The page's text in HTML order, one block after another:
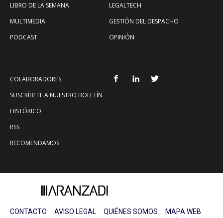
LIBRO DE LA SEMANA
MULTIMEDIA
PODCAST
LEGALTECH
GESTIÓN DEL DESPACHO
OPINIÓN
COLABORADORES
SUSCRÍBETE A NUESTRO BOLETÍN
HISTÓRICO
RSS
RECOMENDAMOS
CONTACTO AVISO LEGAL QUIÉNES SOMOS
MAPA WEB